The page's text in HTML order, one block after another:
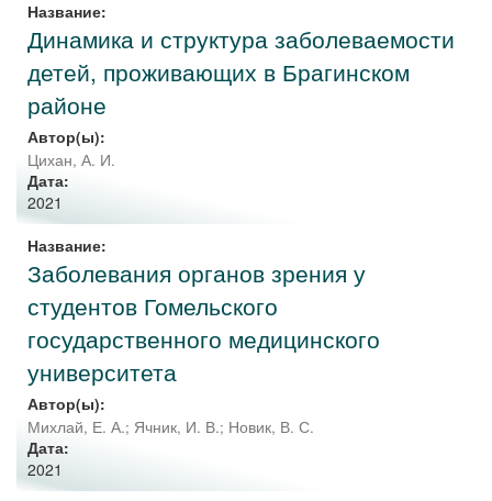
Название:
Динамика и структура заболеваемости
детей, проживающих в Брагинском
районе
Автор(ы):
Цихан, А. И.
Дата:
2021
Название:
Заболевания органов зрения у
студентов Гомельского
государственного медицинского
университета
Автор(ы):
Михлай, Е. А.; Ячник, И. В.; Новик, В. С.
Дата:
2021